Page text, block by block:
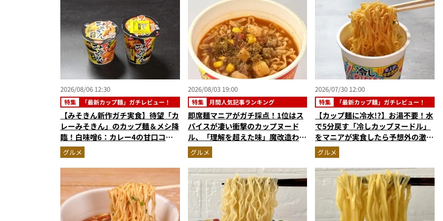
2026/08/06 12:30
特集 「最新カップ麺」ガチレビュー！
【みそきん新作ガチ実食】待望「カ
レーみそきん」のカップ麺＆メシ降
臨！白味噌6：カレー4の甘口コク
旨スープ＆ゴロッと大ぶりポテトに
歓喜
グルメ
2026/08/03 19:00
特集 月間人気記事ランキング
即席麺マニアがガチ採点！1位はス
パイスが凄い衝撃のカップヌード
ル、「理解を超えた味」魔改造わか
めラーメン…ほか【カップ麺の人気
記事ランキングベスト3】（2026年
6月版）
グルメ
2026/07/30 12:00
特集 「最新カップ麺」ガチレビュー！
【カップ麺に冷水!?】お湯不要！水
で5分戻す「冷しカップヌードル」
をマニアが実食したら予想外の激ウ
マ新体験だった
グルメ